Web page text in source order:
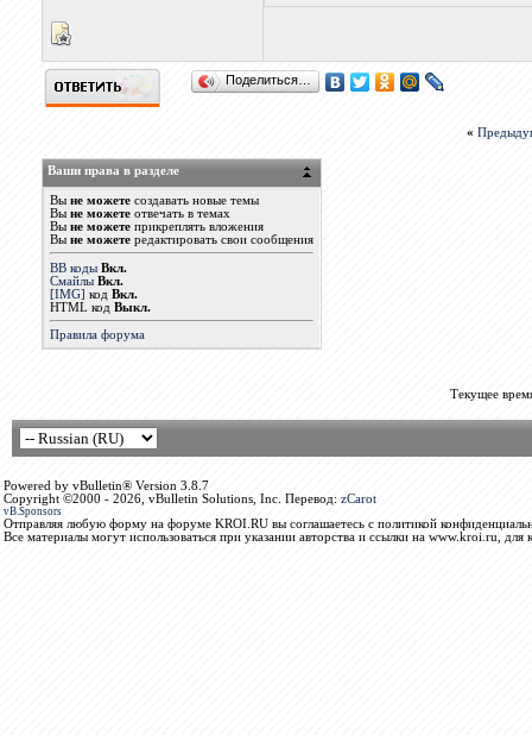
Поделиться…
«
Ваши права в разделе
Вы не можетесоздавать новые темы
Вы не можетеотвечать в темах
Вы не можетеприкреплять вложения
Вы не можетередактировать свои сообщения
BB коды Вкл.
Смайлы Вкл.
[IMG] код Вкл.
HTML код Выкл.
Правила форума
Текущее
Powered by vBulletin® Version 3.8.7
Copyright ©2000 - 2026, vBulletin Solutions, Inc. Перевод: zCarot
vB.Sponsors
Отправляя любую форму на форуме KROI.RU вы соглашаетесь с политикой
Все материалы могут использоваться при указании авторства и ссылки на www.kroi.ru, для